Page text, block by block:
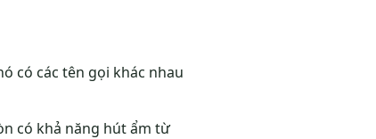
có các tên gọi khác nhau
có khả năng hút ẩm từ